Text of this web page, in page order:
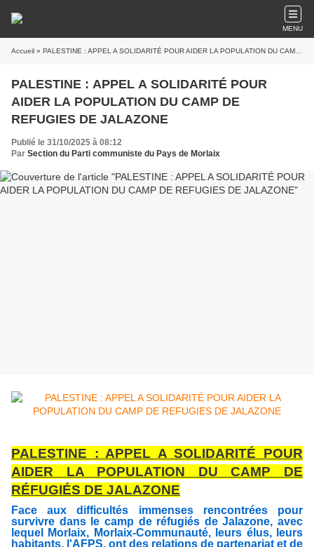
MENU
Accueil » PALESTINE : APPEL A SOLIDARITÉ POUR AIDER LA POPULATION DU CAMP DE REFUGIES DE JALAZONE
PALESTINE : APPEL A SOLIDARITÉ POUR
AIDER LA POPULATION DU CAMP DE
REFUGIES DE JALAZONE
Publié le 31/10/2025 à 08:12
Par Section du Parti communiste du Pays de Morlaix
PALESTINE : APPEL A SOLIDARITÉ POUR
AIDER LA POPULATION DU CAMP DE
RÉFUGIÉS DE JALAZONE
Face aux difficultés immenses rencontrées pour
survivre dans le camp de réfugiés de Jalazone, avec
lequel Morlaix, Morlaix-Communauté, leurs élus, leurs
habitants, l'AFPS, ont des relations de partenariat et de